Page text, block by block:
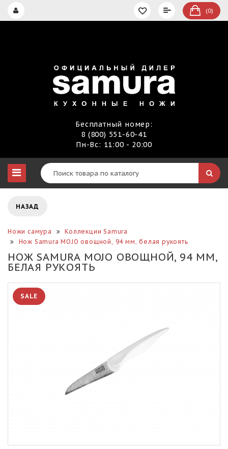
(0)
Бесплатный номер:
8 (800) 551-60-41
Пн-Вс: 11:00 - 20:00
НАЗАД
Ножи самура
Коллекции Samura
Нож Samura MOJO овощной, 94 мм, белая рукоять
НОЖ SAMURA MOJO ОВОЩНОЙ, 94 ММ,
БЕЛАЯ РУКОЯТЬ
SALE